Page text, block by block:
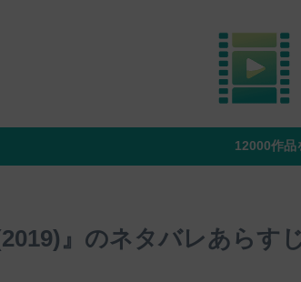
12000作品
』のネタバレあらす